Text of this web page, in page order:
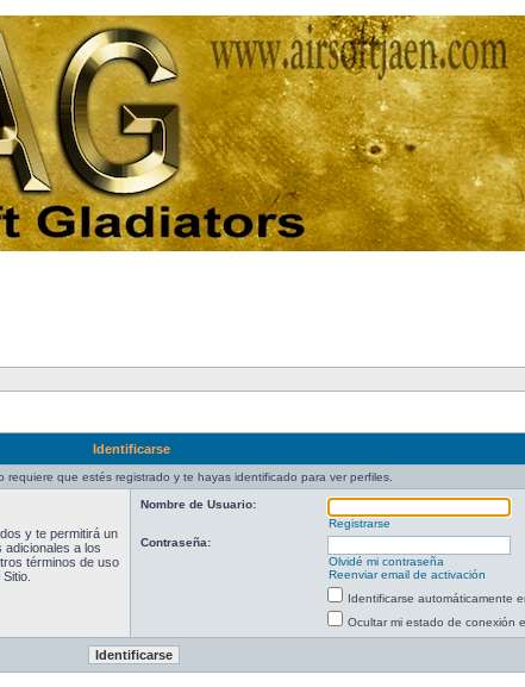
Identificarse
requiere que estés registrado y te hayas identificado para ver perfiles.
y te permitirá un
adicionales a los
términos de uso
Nombre de Usuario:
Registrarse
Contraseña:
Olvidé mi contraseña
Reenviar email de activación
Identificarse automáticamente
Ocultar mi estado de conexión